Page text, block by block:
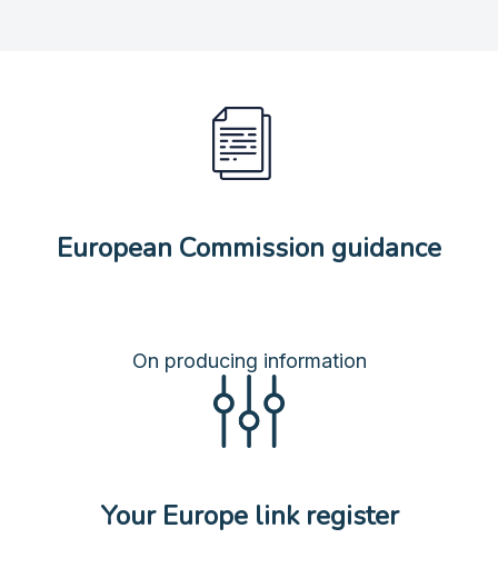
European Commission guidance
On producing information
Your Europe link register